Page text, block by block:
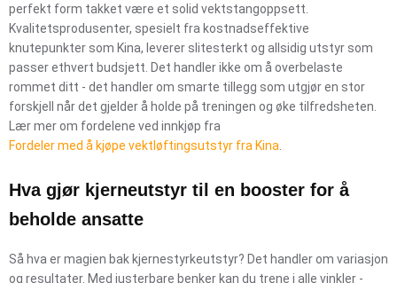
perfekt form takket være et solid vektstangoppsett.
Kvalitetsprodusenter, spesielt fra kostnadseffektive
knutepunkter som Kina, leverer slitesterkt og allsidig utstyr som
passer ethvert budsjett. Det handler ikke om å overbelaste
rommet ditt - det handler om smarte tillegg som utgjør en stor
forskjell når det gjelder å holde på treningen og øke tilfredsheten.
Lær mer om fordelene ved innkjøp fra
Fordeler med å kjøpe vektløftingsutstyr fra Kina
Hva gjør kjerneutstyr til en booster for å
beholde ansatte
Så hva er magien bak kjernestyrkeutstyr? Det handler om variasjon
og resultater. Med justerbare benker kan du trene i alle vinkler -